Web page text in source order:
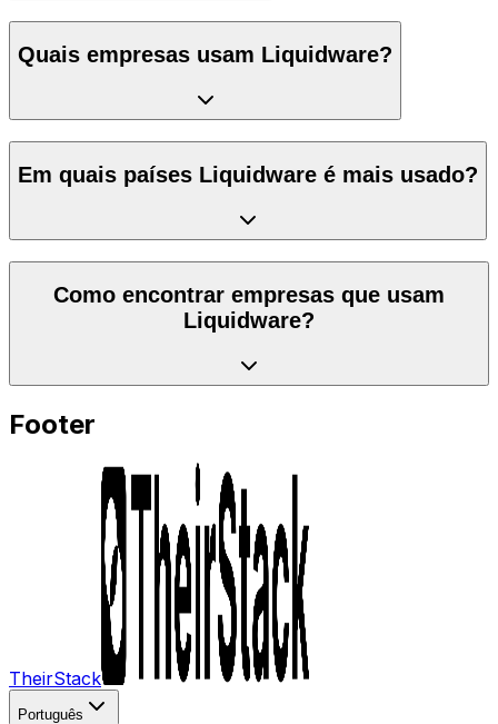
Quais empresas usam Liquidware?
Em quais países Liquidware é mais usado?
Como encontrar empresas que usam
Liquidware?
Footer
TheirStack
Português